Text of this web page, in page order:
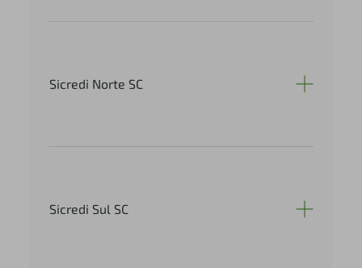
Sicredi Norte SC
Sicredi Sul SC